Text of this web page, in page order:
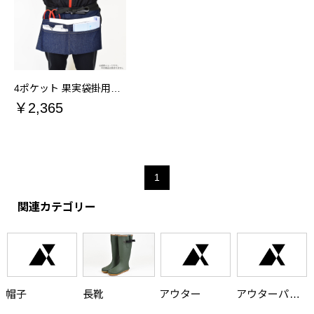
￥2,365
1
関連カテゴリー
帽子 長靴 アウター アウターパンツ